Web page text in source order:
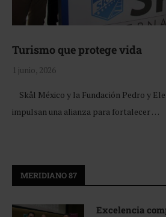
Turismo que protege vida
1 junio, 2026
Skål México y la Fundación Pedro y
impulsan una alianza para fortalecer …
MERIDIANO 87
Excelencia